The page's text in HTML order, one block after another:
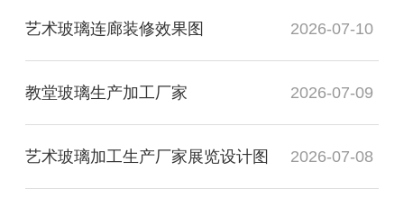
艺术玻璃连廊装修效果图 2026-07-10
教堂玻璃生产加工厂家 2026-07-09
艺术玻璃加工生产厂家展览设计图 2026-07-08